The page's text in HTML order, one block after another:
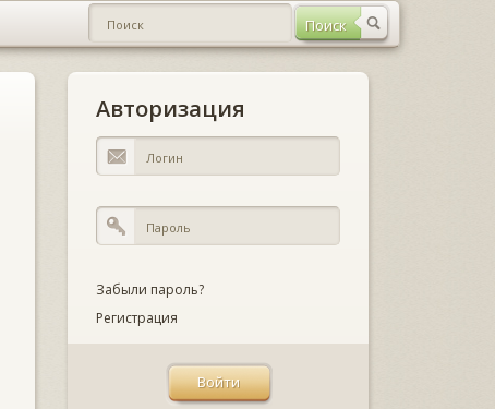
Авторизация
Забыли пароль?
Регистрация